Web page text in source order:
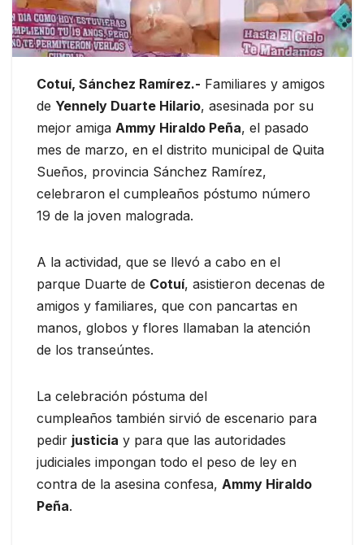
Cotuí, Sánchez Ramírez.- Familiares y amigos
de Yennely Duarte Hilario, asesinada por su
mejor amiga Ammy Hiraldo Peña, el pasado
mes de marzo, en el distrito municipal de Quita
Sueños, provincia Sánchez Ramírez,
celebraron el cumpleaños póstumo número
19 de la joven malograda.
A la actividad, que se llevó a cabo en el
parque Duarte de Cotuí, asistieron decenas de
amigos y familiares, que con pancartas en
manos, globos y flores llamaban la atención
de los transeúntes.
La celebración póstuma del
cumpleaños también sirvió de escenario para
pedir justicia y para que las autoridades
judiciales impongan todo el peso de ley en
contra de la asesina confesa, Ammy Hiraldo
Peña.